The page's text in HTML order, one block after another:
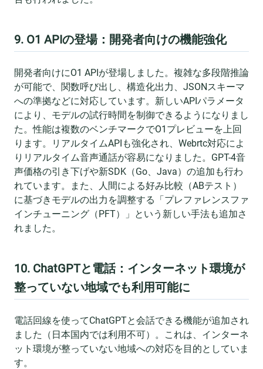
9. O1 APIの登場：開発者向けの機能強化
開発者向けにO1 APIが登場しました。複雑な多段階推論
が可能で、関数呼び出し、構造化出力、JSONスキーマ
への準拠などに対応しています。新しいAPIパラメータ
により、モデルの試行時間を制御できるようになりまし
た。性能は複数のベンチマークでO1プレビューを上回
ります。リアルタイムAPIも強化され、Webrtc対応によ
りリアルタイム音声通話が容易になりました。GPT-4音
声価格の引き下げや新SDK（Go、Java）の追加も行わ
れています。また、人間による好み比較（ABテスト）
に基づきモデルの出力を調整する「プレファレンスファ
インチューニング（PFT）」という新しい手法も追加さ
れました。
10. ChatGPTと電話：インターネット環境が
整っていない地域でも利用可能に
電話回線を使ってChatGPTと会話できる機能が追加され
ました（日本国内では利用不可）。これは、インターネ
ット環境が整っていない地域への対応を目的としていま
す。